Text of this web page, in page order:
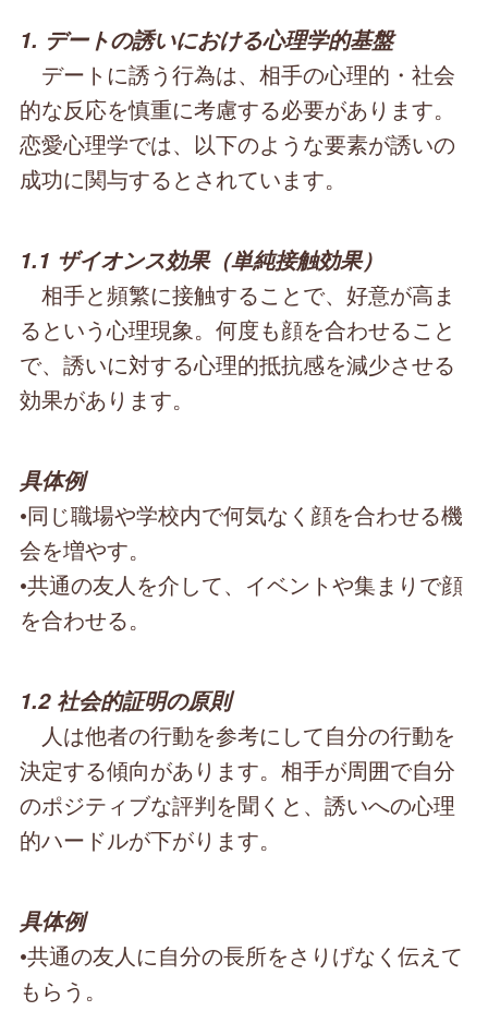
1. デートの誘いにおける心理学的基盤
デートに誘う行為は、相手の心理的・社会
的な反応を慎重に考慮する必要があります。
恋愛心理学では、以下のような要素が誘いの
成功に関与するとされています。
1.1 ザイオンス効果（単純接触効果）
相手と頻繁に接触することで、好意が高ま
るという心理現象。何度も顔を合わせること
で、誘いに対する心理的抵抗感を減少させる
効果があります。
具体例
•同じ職場や学校内で何気なく顔を合わせる機
会を増やす。
•共通の友人を介して、イベントや集まりで顔
を合わせる。
1.2 社会的証明の原則
人は他者の行動を参考にして自分の行動を
決定する傾向があります。相手が周囲で自分
のポジティブな評判を聞くと、誘いへの心理
的ハードルが下がります。
具体例
•共通の友人に自分の長所をさりげなく伝えて
もらう。